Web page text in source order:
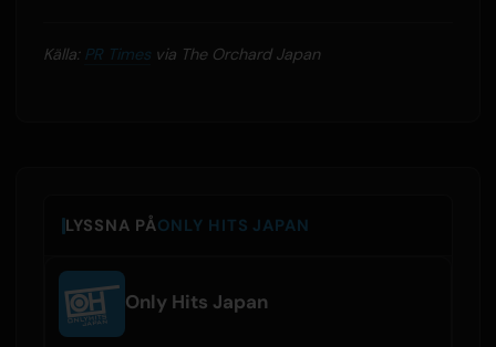
Källa: PR Timesvia The Orchard Japan
LYSSNA PÅONLY HITS JAPAN
Only Hits Japan